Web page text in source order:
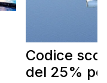
Codice
del 25%